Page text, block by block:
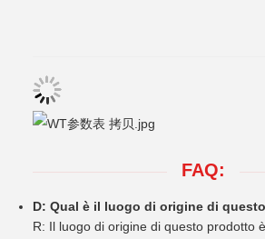
FAQ:
D: Qual è il luogo di origine di
R: Il luogo di origine di questo prodotto